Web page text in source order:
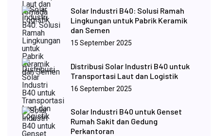
Solar Industri B40: Solusi Ramah
Lingkungan untuk Pabrik Keramik
dan Semen
15 September 2025
Distribusi Solar Industri B40 untuk
Transportasi Laut dan Logistik
16 September 2025
Solar Industri B40 untuk Genset
Rumah Sakit dan Gedung
Perkantoran